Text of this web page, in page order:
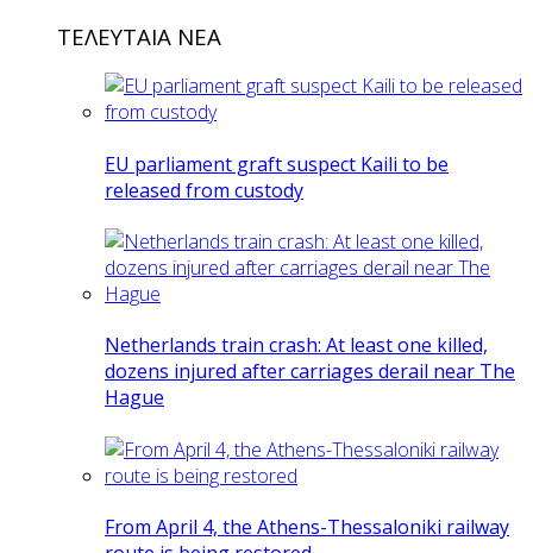
ΤΕΛΕΥΤΑΙΑ ΝΕΑ
EU parliament graft suspect Kaili to be
released from custody
Netherlands train crash: At least one killed,
dozens injured after carriages derail near The
Hague
From April 4, the Athens-Thessaloniki railway